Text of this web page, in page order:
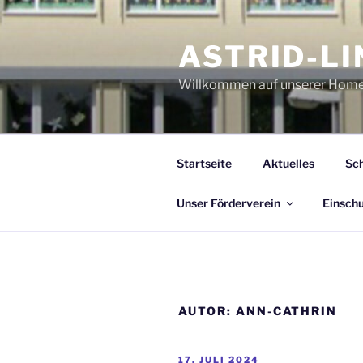
Zum
Inhalt
ASTRID-
Willkommen auf unserer
Startseite Aktuelles
Unser Förderverein
AUTOR: ANN-CATHRIN
VERÖFFENTLICHT
17. JULI 2024